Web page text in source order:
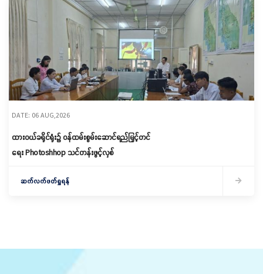
DATE: 06 AUG,2026
ထားဝယ်ခရိုင်ရုံး၌ ဝန်ထမ်းစွမ်းဆောင်ရည်မြှင့်တင်
ရေး Photoshhop သင်တန်းဖွင့်လှစ်
ဆက်လက်ဖတ်ရှုရန်